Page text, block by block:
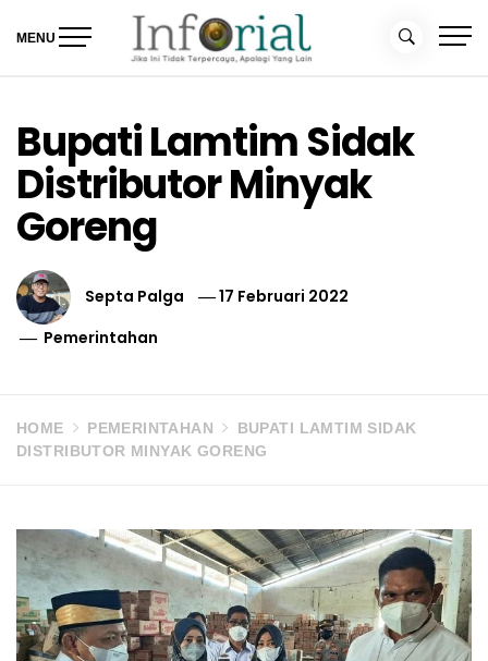
MENU
Bupati Lamtim Sidak
Distributor Minyak
Goreng
Septa Palga
17 Februari 2022
Pemerintahan
HOME PEMERINTAHAN
BUPATI LAMTIM SIDAK
DISTRIBUTOR MINYAK GORENG